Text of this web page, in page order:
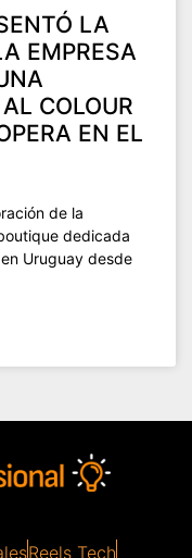
LA
EMPRESA
COLOUR
EN EL
de la
dedicada
Uruguay desde
Reels Tech